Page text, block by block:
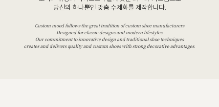
당신의 하나뿐인 맞춤 수제화를 제작합니다.
Custom mood follows the great tradition of custom shoe manufacturers
Designed for classic designs and modern lifestyles.
Our commitment to innovative design and traditional shoe techniques
creates and delivers quality and custom shoes with strong decorative advantages.